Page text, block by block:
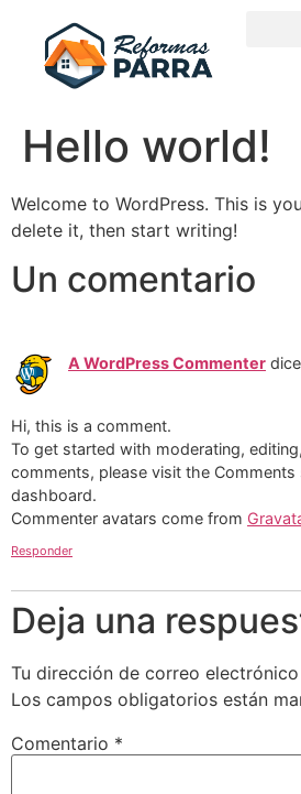
Hello world!
Welcome to WordPress. This is
delete it, then start writing!
Un comentario
A WordPress Commenter
Hi, this is a comment.
To get started with moderating,
comments, please visit the Comments
dashboard.
Commenter avatars come from
Responder
Deja una
Tu dirección de correo
Los campos obligatorios están
Comentario *